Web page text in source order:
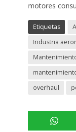
motores
Etiquetas
Industria
overhaul